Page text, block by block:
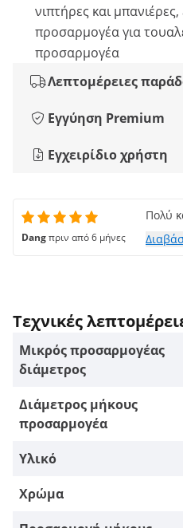
νιπτήρες και
προσαρμογέα για
προσαρμογέα
Λεπτομέρειες
Εγγύηση Premium
Εγχειρίδιο χρήστη
Dangπριν από 6 μήνες
Πολύ
Τεχνικές
Μικρός προσαρμογέας
διάμετρος
Διάμετρος μήκους
προσαρμογέα
Υλικό
Χρώμα